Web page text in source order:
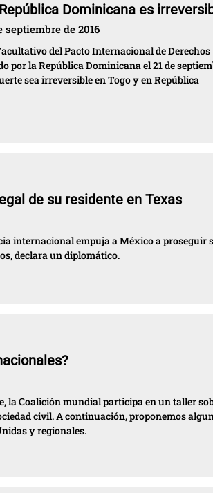
Dominicana es
de 2016
del Pacto Internacional de Derechos
por la República Dominicana el 21 de
sea irreversible en Togo y en República
de su residente en Texas
internacional empuja a México a proseguir
declara un diplomático.
la Coalición mundial participa en un taller
civil. A continuación, proponemos
y regionales.